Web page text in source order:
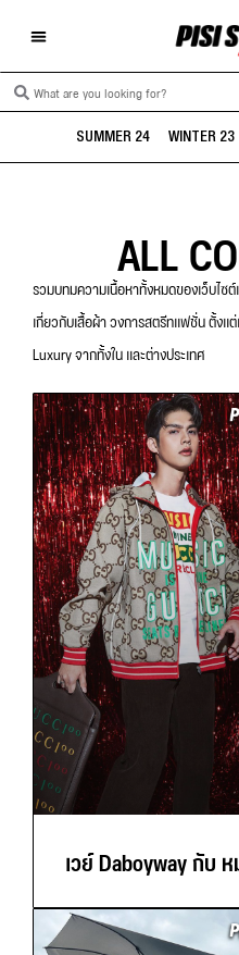
SUMMER 24 WINTER 23
ALL
รวมบทมความเนื้อหาทั้งหมดของเว็บไซ
เกี่ยวกับเสื้อผ้า วงการสตรีทแฟชั่น ตั้งแ
Luxury จากทั้งใน และต่างประเทศ
เวย์ Daboyway กับ